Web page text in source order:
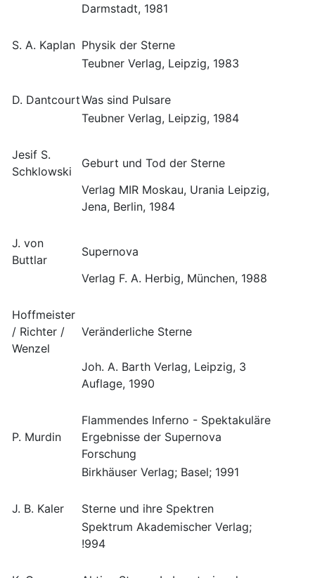
Darmstadt, 1981
S. A. Kaplan Physik der Sterne
Teubner Verlag, Leipzig, 1983
D. DantcourtWas sind Pulsare
Teubner Verlag, Leipzig, 1984
Jesif S.
Schklowski
Geburt und Tod der Sterne
Verlag MIR Moskau, Urania Leipzig,
Jena, Berlin, 1984
J. von
Buttlar
Supernova
Verlag F. A. Herbig, München, 1988
Hoffmeister
/ Richter /
Wenzel
Veränderliche Sterne
Joh. A. Barth Verlag, Leipzig, 3
Auflage, 1990
P. Murdin
Flammendes Inferno - Spektakuläre
Ergebnisse der Supernova
Forschung
Birkhäuser Verlag; Basel; 1991
J. B. Kaler
Sterne und ihre Spektren
Spektrum Akademischer Verlag;
!994